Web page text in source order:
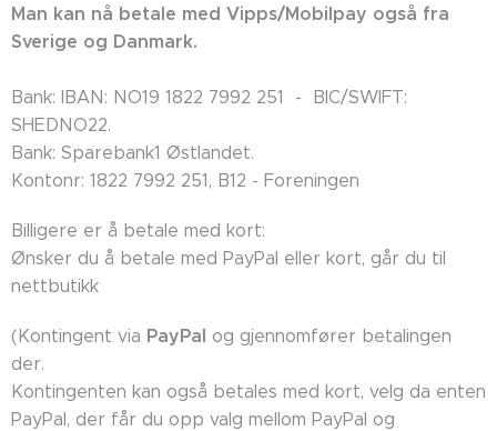
Man kan nå betale med Vipps/Mobilpay også fra
Sverige og Danmark.
Bank: IBAN: NO19 1822 7992 251 - BIC/SWIFT:
SHEDNO22.
Bank: Sparebank1 Østlandet.
Kontonr: 1822 7992 251, B12 - Foreningen
Billigere er å betale med kort:
Ønsker du å betale med PayPal eller kort, går du til
nettbutikk
(Kontingent via PayPal og gjennomfører betalingen
der.
Kontingenten kan også betales med kort, velg da enten
PayPal, der får du opp valg mellom PayPal og